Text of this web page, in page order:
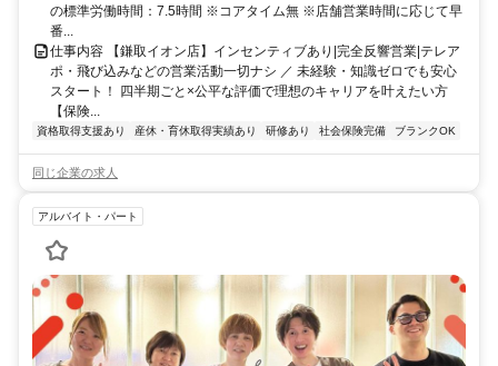
の標準労働時間：7.5時間 ※コアタイム無 ※店舗営業時間に応じて早
番...
仕事内容 【鎌取イオン店】インセンティブあり|完全反響営業|テレア
ポ・飛び込みなどの営業活動一切ナシ ／ 未経験・知識ゼロでも安心
スタート！ 四半期ごと×公平な評価で理想のキャリアを叶えたい方
【保険...
資格取得支援あり 産休・育休取得実績あり 研修あり 社会保険完備 ブランクOK
同じ企業の求人
アルバイト・パート